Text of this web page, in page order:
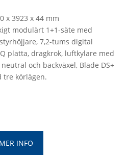
x 3923 x 44 mm
modulärt 1+1-säte med
7,2-tums digital
platta, dragkrok, luftkylare med
och backväxel, Blade DS+
tre körlägen.
INFO